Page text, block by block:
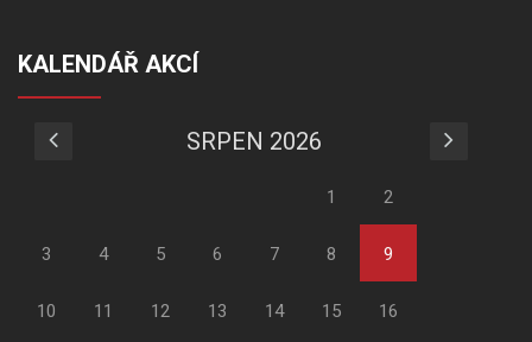
KALENDÁŘ AKCÍ
SRPEN 2026
1 2
3 4 5 6 7 8 9
10 11 12 13 14 15 16